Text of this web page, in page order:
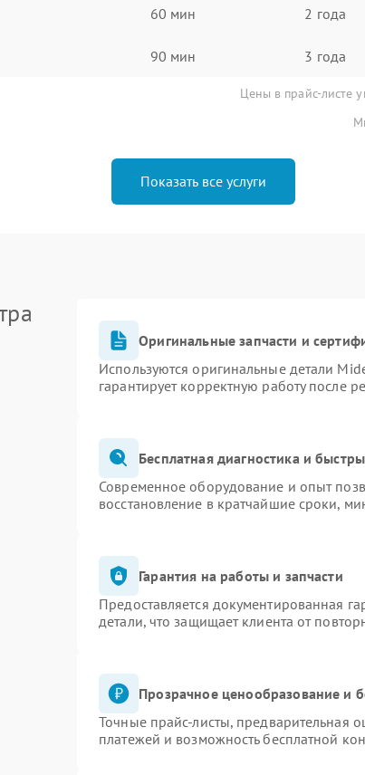
60 мин 2 года
90 мин 3 года
Цены в прайс-листе
Показать все услуги
Оригинальные запчасти и
Используются оригинальные детали
гарантирует корректную работу после
Бесплатная диагностика и
Современное оборудование и опыт
восстановление в кратчайшие сроки,
Гарантия на работы и запчасти
Предоставляется документированная
детали, что защищает клиента от
Прозрачное ценообразование и
Точные прайс-листы, предварительная
платежей и возможность бесплатной